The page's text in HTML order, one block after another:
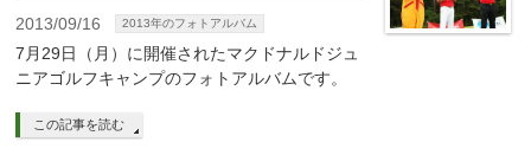
2013/09/16 2013年のフォトアルバム
7月29日（月）に開催されたマクドナルドジュ
ニアゴルフキャンプのフォトアルバムです。
この記事を読む